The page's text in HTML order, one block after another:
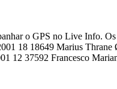
o GPS no Live Info.
18 18649 Marius
12 37592 Francesco